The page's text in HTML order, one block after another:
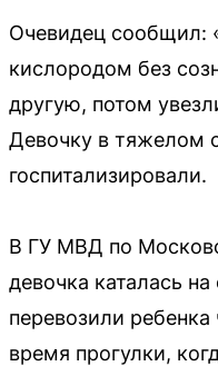
Очевидец сообщил:
кислородом без
другую, потом
Девочку в тяжелом
госпитализировали.
В ГУ МВД по
девочка каталась
перевозили
время прогулки,